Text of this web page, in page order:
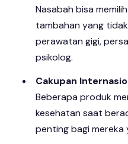
Nasabah bisa
tambahan yang
perawatan gigi,
psikolog.
Cakupan
Beberapa produk
kesehatan saat
penting bagi mereka